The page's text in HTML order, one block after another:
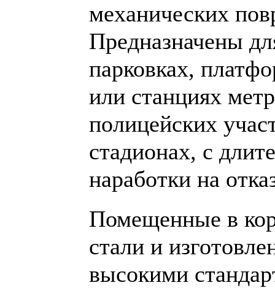
механических
Предназначены
парковках,
или станциях
полицейских
стадионах, с
наработки на
Помещенные в
стали и
высокими